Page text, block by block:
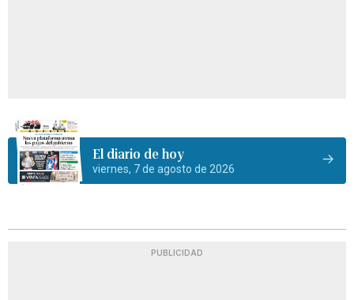
El diario de hoy
viernes, 7 de agosto de 2026
PUBLICIDAD